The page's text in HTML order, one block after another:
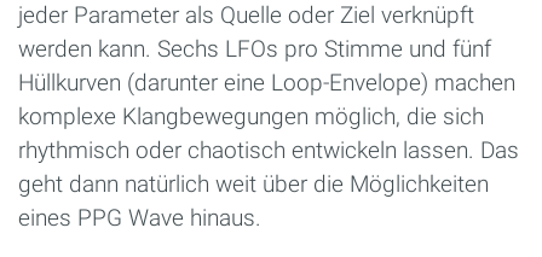
jeder Parameter als Quelle oder Ziel verknüpft
werden kann. Sechs LFOs pro Stimme und fünf
Hüllkurven (darunter eine Loop-Envelope) machen
komplexe Klangbewegungen möglich, die sich
rhythmisch oder chaotisch entwickeln lassen. Das
geht dann natürlich weit über die Möglichkeiten
eines PPG Wave hinaus.